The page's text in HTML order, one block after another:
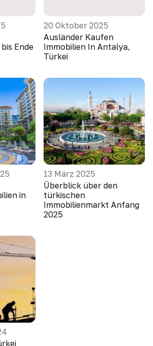
Ende
20 Oktober 2025
Ausländer Kaufen
Immobilien In Antalya,
Türkei
in
13 März 2025
Überblick über den
türkischen
Immobilienmarkt Anfang
2025